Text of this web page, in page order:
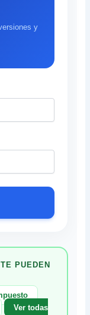
y
PUEDEN
Ver todas